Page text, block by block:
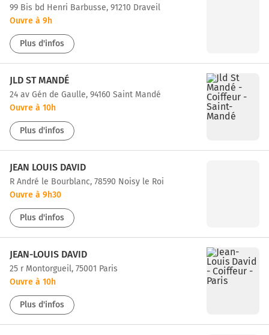
99 Bis bd Henri Barbusse, 91210 Draveil
Ouvre à 9h
Plus d'infos
JLD ST MANDÉ
24 av Gén de Gaulle, 94160 Saint Mandé
Ouvre à 10h
Plus d'infos
JEAN LOUIS DAVID
r André le Bourblanc, 78590 Noisy le Roi
Ouvre à 9h30
Plus d'infos
JEAN-LOUIS DAVID
25 r Montorgueil, 75001 Paris
Ouvre à 10h
Plus d'infos